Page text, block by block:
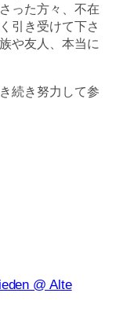
った方々、不在
引き受けて下さ
や友人、本当に
続き努力して参
@ Alte